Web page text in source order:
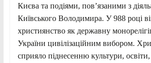
Києва та подіями, пов’язаними з
Київського Володимира. У 988 році
християнство як державну
України цивілізаційним вибором.
сприяло піднесенню культури,